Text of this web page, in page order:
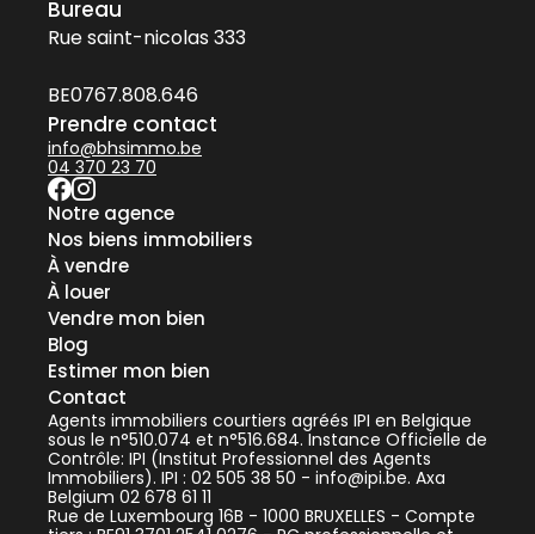
Bureau
Rue saint-nicolas 333
BE0767.808.646
Prendre contact
info@bhsimmo.be
04 370 23 70
Notre agence
Nos biens immobiliers
À vendre
À louer
Vendre mon bien
Blog
Estimer mon bien
Contact
Agents immobiliers courtiers agréés IPI en Belgique
sous le n°510.074 et n°516.684. Instance Officielle de
Contrôle: IPI (Institut Professionnel des Agents
Immobiliers). IPI : 02 505 38 50 - info@ipi.be. Axa
Belgium 02 678 61 11
Rue de Luxembourg 16B - 1000 BRUXELLES - Compte